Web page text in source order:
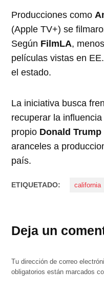
Producciones como
(Apple TV+) se
Según FilmLA,
películas vistas en
el estado.
La iniciativa busca
recuperar la
propio Donald Trump
aranceles a
país.
ETIQUETADO: california
Deja un
Tu dirección de correo
obligatorios están marcados